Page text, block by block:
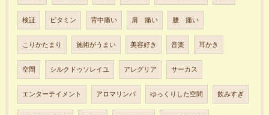
検証 ビタミン 背中痛い 肩 痛い 腰 痛い
こりかたまり 施術がうまい 美容好き 音楽 耳かき
空間 シルクドゥソレイユ アレグリア サーカス
エンターテイメント アロマリンパ ゆっくりした空間 飲みすぎ